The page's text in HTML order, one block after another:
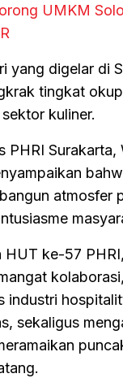
UMKM
yang digelar di
tingkat
kuliner.
PHRI Surakarta,
atmosfer
HUT ke-57
industri
sekaligus